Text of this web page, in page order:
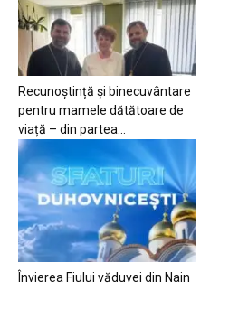
Recunoștință și binecuvântare
pentru mamele dătătoare de
viață – din partea...
Învierea Fiului văduvei din Nain